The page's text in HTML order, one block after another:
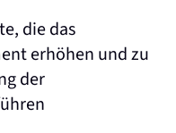
die das
erhöhen und zu
der